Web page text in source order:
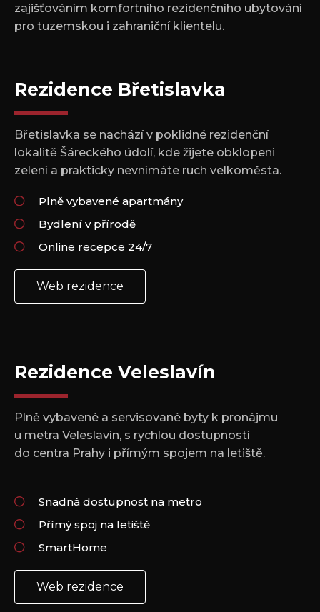
zajišťováním komfortního rezidenčního ubytování
pro tuzemskou i zahraniční klientelu.
Rezidence Břetislavka
Břetislavka se nachází v poklidné rezidenční
lokalitě Šáreckého údolí, kde žijete obklopeni
zelení a prakticky nevnímáte ruch velkoměsta.
Plně vybavené apartmány
Bydlení v přírodě
Online recepce 24/7
Web rezidence
Rezidence Veleslavín
Plně vybavené a servisované byty k pronájmu
u metra Veleslavín, s rychlou dostupností
do centra Prahy i přímým spojem na letiště.
Snadná dostupnost na metro
Přímý spoj na letiště
SmartHome
Web rezidence